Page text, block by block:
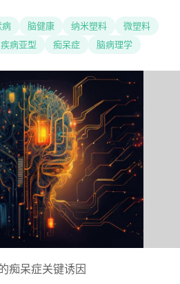
病 脑健康 纳米塑料
微塑料
疾病亚型 痴呆症 脑病理学
痴呆症关键诱因